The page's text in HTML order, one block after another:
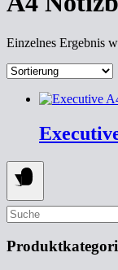
Einzelnes Ergebnis
SUCHEN
NACH: